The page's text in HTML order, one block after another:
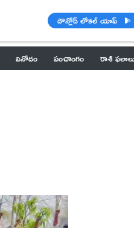
డౌన్లోడ్ లోకల్ యాప్
వినోదం పంచాంగం రాశి